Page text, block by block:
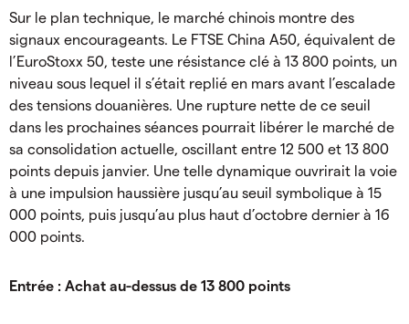
Sur le plan technique, le marché chinois montre des
signaux encourageants. Le FTSE China A50, équivalent de
l’EuroStoxx 50, teste une résistance clé à 13 800 points, un
niveau sous lequel il s’était replié en mars avant l’escalade
des tensions douanières. Une rupture nette de ce seuil
dans les prochaines séances pourrait libérer le marché de
sa consolidation actuelle, oscillant entre 12 500 et 13 800
points depuis janvier. Une telle dynamique ouvrirait la voie
à une impulsion haussière jusqu’au seuil symbolique à 15
000 points, puis jusqu’au plus haut d’octobre dernier à 16
000 points.
Entrée : Achat au-dessus de 13 800 points